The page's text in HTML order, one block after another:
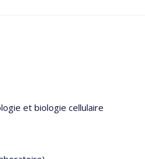
et biologie cellulaire